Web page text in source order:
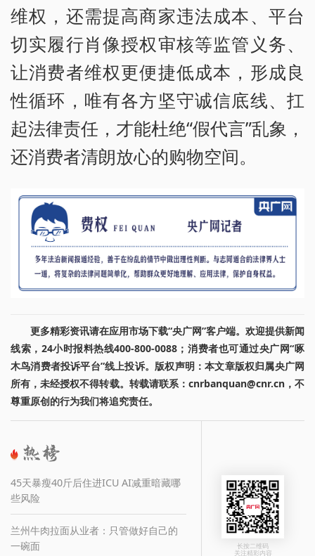
维权，还需提高商家违法成本、平台
切实履行肖像授权审核等监管义务、
让消费者维权更便捷低成本，形成良
性循环，唯有各方坚守诚信底线、扛
起法律责任，才能杜绝“假代言”乱象，
还消费者清朗放心的购物空间。
更多精彩资讯请在应用市场下载“央广网”客户端。欢迎提供新闻
线索，24小时报料热线400-800-0088；消费者也可通过央广网“啄
木鸟消费者投诉平台”线上投诉。版权声明：本文章版权归属央广网
所有，未经授权不得转载。转载请联系：cnrbanquan@cnr.cn，不
尊重原创的行为我们将追究责任。
45天暴瘦40斤后住进ICU AI减重暗藏哪
些风险
兰州牛肉拉面从业者：只管做好自己的
一碗面
长按二维码
关注精彩内容